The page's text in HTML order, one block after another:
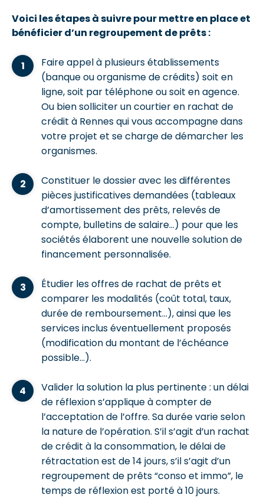
Voici les étapes à suivre pour mettre en place et
bénéficier d’un regroupement de prêts :
Faire appel à plusieurs établissements
(banque ou organisme de crédits) soit en
ligne, soit par téléphone ou soit en agence.
Ou bien solliciter un courtier en rachat de
crédit à Rennes qui vous accompagne dans
votre projet et se charge de démarcher les
organismes.
Constituer le dossier avec les différentes
pièces justificatives demandées (tableaux
d’amortissement des prêts, relevés de
compte, bulletins de salaire…) pour que les
sociétés élaborent une nouvelle solution de
financement personnalisée.
Étudier les offres de rachat de prêts et
comparer les modalités (coût total, taux,
durée de remboursement…), ainsi que les
services inclus éventuellement proposés
(modification du montant de l’échéance
possible…).
Valider la solution la plus pertinente : un délai
de réflexion s’applique à compter de
l’acceptation de l’offre. Sa durée varie selon
la nature de l’opération. S’il s’agit d’un rachat
de crédit à la consommation, le délai de
rétractation est de 14 jours, s’il s’agit d’un
regroupement de prêts “conso et immo”, le
temps de réflexion est porté à 10 jours.